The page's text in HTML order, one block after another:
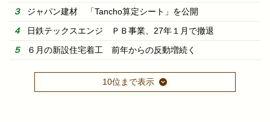
ジャパン建材 「Tancho算定シート」を公開
日鉄テックスエンジ ＰＢ事業、27年１月で撤退
６月の新設住宅着工 前年からの反動増続く
10位まで表示